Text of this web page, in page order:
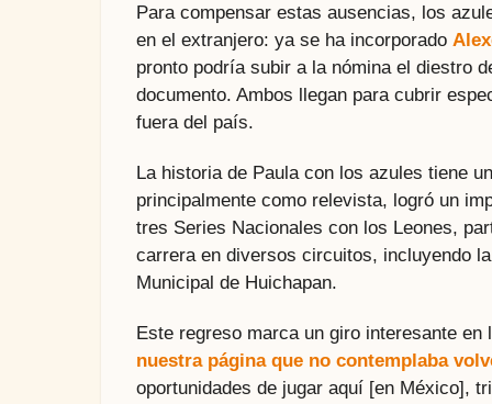
Para compensar estas ausencias, los
en el extranjero: ya se ha incorporado
pronto podría subir a la nómina el diestro
documento. Ambos llegan para cubrir
fuera del país.
La historia de Paula con los azules tiene
principalmente como relevista, logró un
tres Series Nacionales con los Leones,
carrera en diversos circuitos, incluyendo
Municipal de Huichapan.
Este regreso marca un giro interesante en
nuestra página que no contemplaba
oportunidades de jugar aquí [en México],